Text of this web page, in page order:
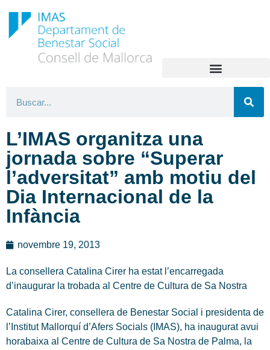
L’IMAS organitza una
jornada sobre “Superar
l’adversitat” amb motiu del
Dia Internacional de la
Infància
novembre 19, 2013
La consellera Catalina Cirer ha estat l’encarregada
d’inaugurar la trobada al Centre de Cultura de Sa Nostra
Catalina Cirer, consellera de Benestar Social i presidenta de
l’Institut Mallorquí d’Afers Socials (IMAS), ha inaugurat avui
horabaixa al Centre de Cultura de Sa Nostra de Palma, la